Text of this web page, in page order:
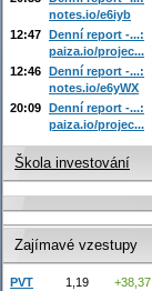
notes.io/e6iyb
12:47 Denní report -...:
paiza.io/projec...
12:46 Denní report -...:
notes.io/e6yWX
20:09 Denní report -...:
paiza.io/projec...
Škola investování
Zajímavé vzestupy
PVT 1,19
+38,37